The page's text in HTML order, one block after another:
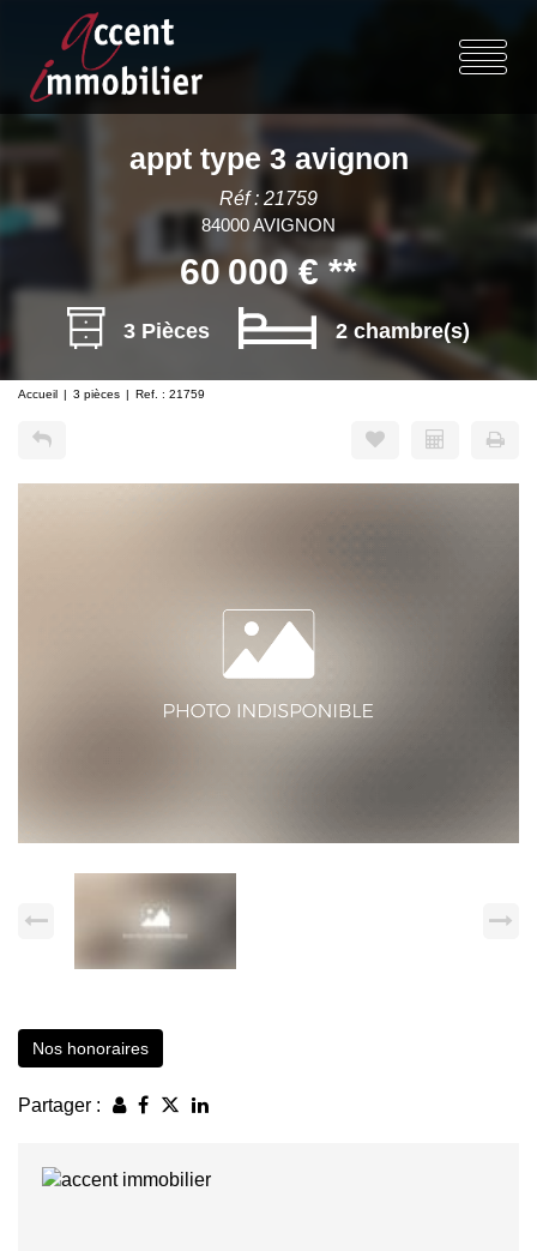
appt type 3 avignon
Réf : 21759
84000 AVIGNON
60 000 €**
3 Pièces 2 chambre(s)
Accueil 3 pièces Ref. : 21759
Nos honoraires
Partager :